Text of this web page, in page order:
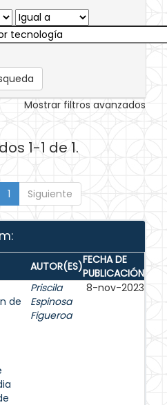
Mostrar filtros avanzados
1-1 de 1.
1 Siguiente
AUTOR(ES)FECHA DE
PUBLICACIÓN
de
Priscila
Espinosa
Figueroa
8-nov-2023